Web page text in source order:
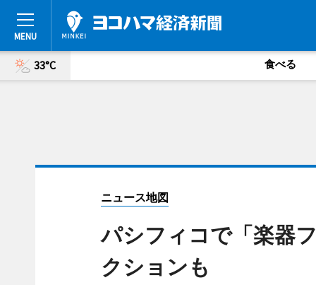
33°C 食べる
ニュース地図
パシフィコで「楽器
クションも